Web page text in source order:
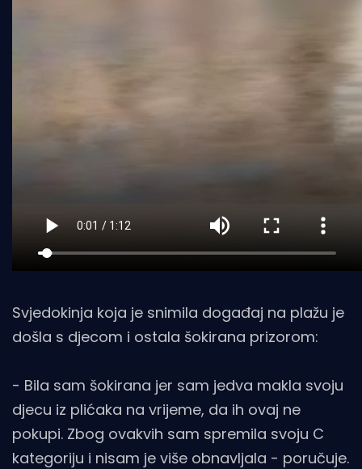
Svjedokinja koja je snimila događaj na plažu je
došla s djecom i ostala šokirana prizorom:
- Bila sam šokirana jer sam jedva makla svoju
djecu iz plićaka na vrijeme, da ih ovaj ne
pokupi. Zbog ovakvih sam spremila svoju C
kategoriju i nisam je više obnavljala - poručuje.